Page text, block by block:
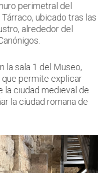
perimetral del
ubicado tras las
alrededor del
la sala 1 del Museo,
permite explicar
la ciudad medieval de
la ciudad romana de